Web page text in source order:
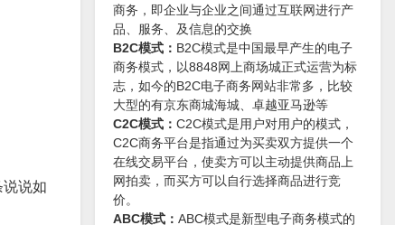
说如
商务，即企业与企业之间通过互联网进行产
品、服务、及信息的交换
B2C模式： B2C模式是中国最早产生的电子
商务模式，以8848网上商场城正式运营为标
志，如今的B2C电子商务网站非常多，比较
大型的有京东商城海城、卓越亚马逊等
C2C模式： C2C模式是用户对用户的模式，
C2C商务平台是指通过为买卖双方提供一个
在线交易平台，使卖方可以主动提供商品上
网拍卖，而买方可以自行选择商品进行竞
价。
ABC模式： ABC模式是新型电子商务模式的